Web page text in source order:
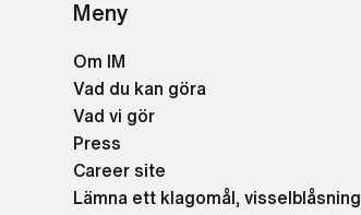
Meny
Om IM
Vad du kan göra
Vad vi gör
Press
Career site
Lämna ett klagomål, visselblåsning